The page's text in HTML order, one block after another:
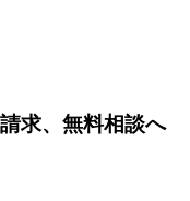
求、無料相談へ